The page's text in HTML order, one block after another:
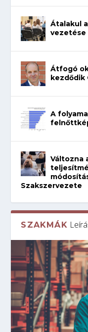
Átalakul
vezetése
Átfogó
kezdődik
A
Változna
Szakszervezete
SZAKMÁK